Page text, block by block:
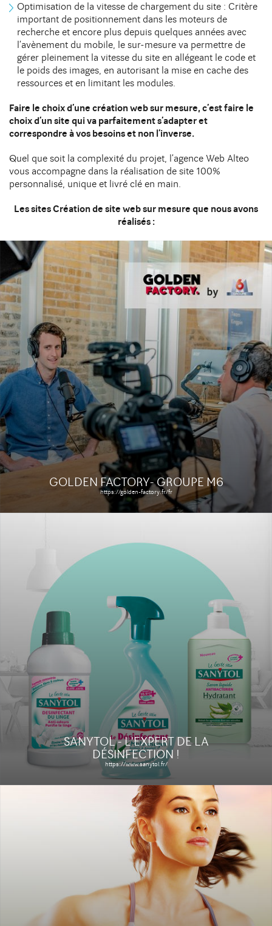
Optimisation de la vitesse de chargement du site : Critère
important de positionnement dans les moteurs de
recherche et encore plus depuis quelques années avec
l’avènement du mobile, le sur-mesure va permettre de
gérer pleinement la vitesse du site en allégeant le code et
le poids des images, en autorisant la mise en cache des
ressources et en limitant les modules.
Faire le choix d’une création web sur mesure, c’est faire le
choix d’un site qui va parfaitement s’adapter et
correspondre à vos besoins et non l’inverse.
Quel que soit la complexité du projet, l’agence Web Alteo
vous accompagne dans la réalisation de site 100%
personnalisé, unique et livré clé en main.
Les sites Création de site web sur mesure que nous avons
réalisés :
GOLDEN FACTORY- GROUPE M6
https://golden-factory.fr/fr
GOLDEN FACTORY- GROUPE M6
Le site Étude de cas
SANYTOL - L'EXPERT DE LA
DÉSINFECTION !
https://www.sanytol.fr/
SANYTOL - L'EXPERT DE LA
DÉSINFECTION !
https://www.sanytol.fr/
Le site Étude de cas
PARAPHARMADIRECT
http://www.parapharmadirect.com/
Le site Étude de cas
PORTAIL STUDYLEASE